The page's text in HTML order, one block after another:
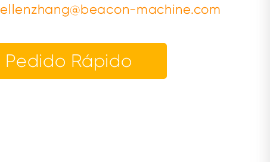
ellenzhang@beacon-machine.com
Pedido Rápido